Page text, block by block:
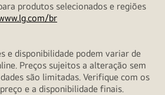
produtos selecionados e regiões
br
e disponibilidade podem variar de
Preços sujeitos a alteração sem
são limitadas. Verifique com os
e a disponibilidade finais.